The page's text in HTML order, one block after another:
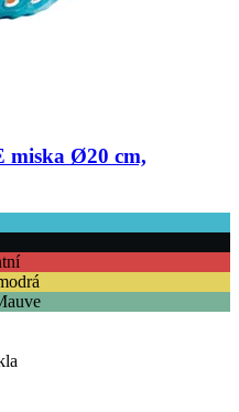
Ø20 cm,